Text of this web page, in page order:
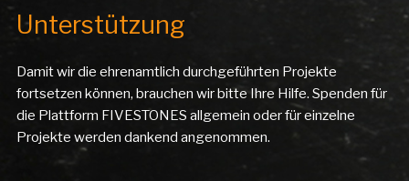
Unterstützung
Damit wir die ehrenamtlich durchgeführten Projekte
fortsetzen können, brauchen wir bitte Ihre Hilfe. Spenden für
die Plattform FIVESTONES allgemein oder für einzelne
Projekte werden dankend angenommen.